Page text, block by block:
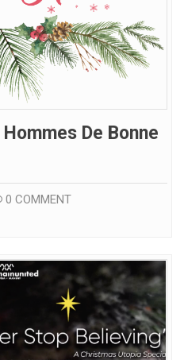
De Bonne
0 COMMENT